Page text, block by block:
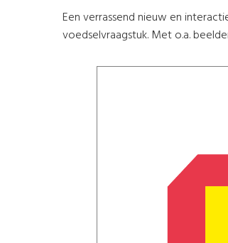
Een verrassend nieuw en
voedselvraagstuk. Met o.a.